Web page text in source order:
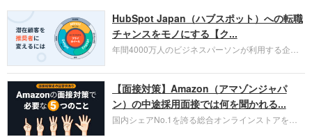
HubSpot Japan（ハブスポット）への転職
チャンスをモノにする【ク...
年間4000万人のビジネスパーソンが利用する企業
お勧めするイチオシ企業をご紹介します。今回はク
ラウド型CRMプラットフォームを提供する
HubSpot Japan（ハブスポット・ジャパン）株式会
社です。採用面接対策の企業研究にご活用くださ
い。
【面接対策】Amazon（アマゾンジャパ
ン）の中途採用面接では何を聞かれる...
国内シェアNo.1を誇る総合オンラインストアを運